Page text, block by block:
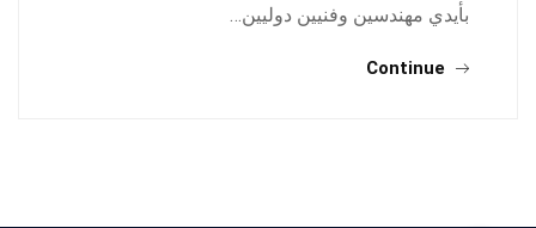
بأيدي مهندسين وفنيين دوليين…
Continue